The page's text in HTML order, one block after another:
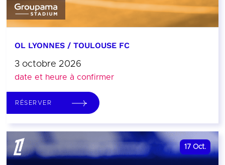
OL LYONNES / TOULOUSE FC
3 octobre 2026
date et heure à confirmer
RÉSERVER
17 Oct.